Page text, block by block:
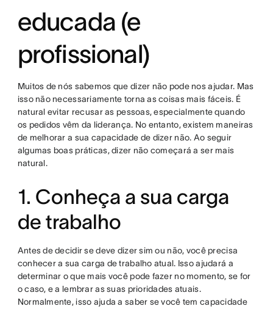
educada (e
profissional)
Muitos de nós sabemos que dizer não pode nos ajudar. Mas
isso não necessariamente torna as coisas mais fáceis. É
natural evitar recusar as pessoas, especialmente quando
os pedidos vêm da liderança. No entanto, existem maneiras
de melhorar a sua capacidade de dizer não. Ao seguir
algumas boas práticas, dizer não começará a ser mais
natural.
1. Conheça a sua carga
de trabalho
Antes de decidir se deve dizer sim ou não, você precisa
conhecer a sua carga de trabalho atual. Isso ajudará a
determinar o que mais você pode fazer no momento, se for
o caso, e a lembrar as suas prioridades atuais.
Normalmente, isso ajuda a saber se você tem capacidade